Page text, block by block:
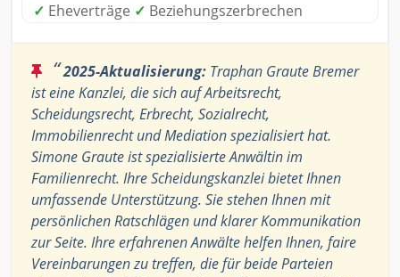
✓ Eheverträge ✓ Beziehungszerbrechen
“2025-Aktualisierung: Traphan Graute Bremer
ist eine Kanzlei, die sich auf Arbeitsrecht,
Scheidungsrecht, Erbrecht, Sozialrecht,
Immobilienrecht und Mediation spezialisiert hat.
Simone Graute ist spezialisierte Anwältin im
Familienrecht. Ihre Scheidungskanzlei bietet Ihnen
umfassende Unterstützung. Sie stehen Ihnen mit
persönlichen Ratschlägen und klarer Kommunikation
zur Seite. Ihre erfahrenen Anwälte helfen Ihnen, faire
Vereinbarungen zu treffen, die für beide Parteien